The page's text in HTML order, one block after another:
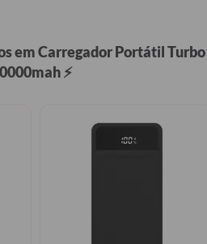
em Carregador Portátil Turbo
⚡